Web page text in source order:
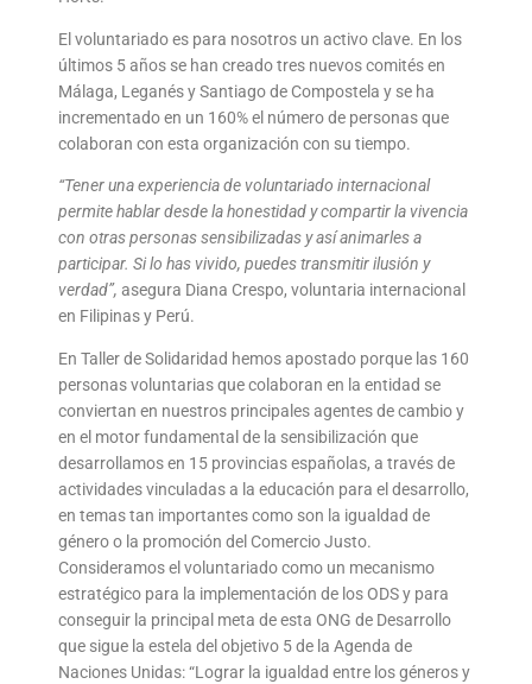
El voluntariado es para nosotros un activo clave. En los
últimos 5 años se han creado tres nuevos comités en
Málaga, Leganés y Santiago de Compostela y se ha
incrementado en un 160% el número de personas que
colaboran con esta organización con su tiempo.
“Tener una experiencia de voluntariado internacional
permite hablar desde la honestidad y compartir la vivencia
con otras personas sensibilizadas y así animarles a
participar. Si lo has vivido, puedes transmitir ilusión y
verdad”,asegura Diana Crespo, voluntaria internacional
en Filipinas y Perú.
En Taller de Solidaridad hemos apostado porque las 160
personas voluntarias que colaboran en la entidad se
conviertan en nuestros principales agentes de cambio y
en el motor fundamental de la sensibilización que
desarrollamos en 15 provincias españolas, a través de
actividades vinculadas a la educación para el desarrollo,
en temas tan importantes como son la igualdad de
género o la promoción del Comercio Justo.
Consideramos el voluntariado como un mecanismo
estratégico para la implementación de los ODS y para
conseguir la principal meta de esta ONG de Desarrollo
que sigue la estela del objetivo 5 de la Agenda de
Naciones Unidas: “Lograr la igualdad entre los géneros y